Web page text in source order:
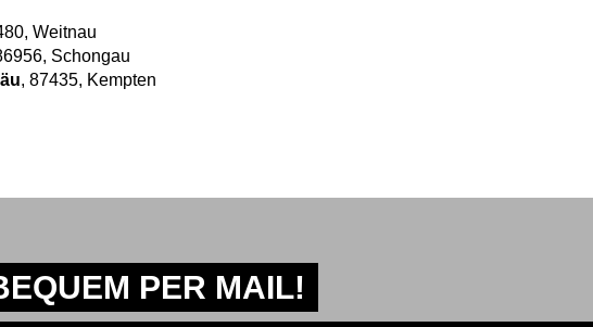
Weitnau
Schongau
, 87435, Kempten
PER MAIL!